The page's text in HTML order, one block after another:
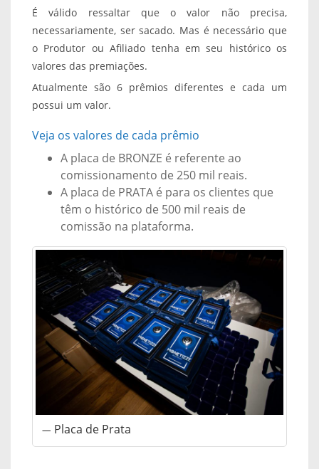
É válido ressaltar que o valor não precisa,
necessariamente, ser sacado. Mas é necessário que
o Produtor ou Afiliado tenha em seu histórico os
valores das premiações.
Atualmente são 6 prêmios diferentes e cada um
possui um valor.
Veja os valores de cada prêmio
A placa de BRONZE é referente ao
comissionamento de 250 mil reais.
A placa de PRATA é para os clientes que
têm o histórico de 500 mil reais de
comissão na plataforma.
Placa de Prata